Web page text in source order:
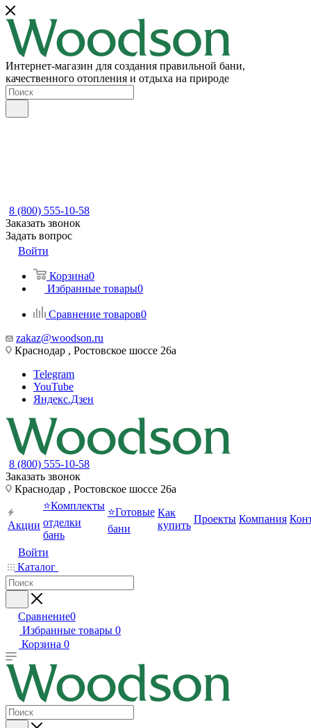
Интернет-магазин для создания правильной бани,
качественного отопления и отдыха на природе
8 (800) 555-10-58
Заказать звонок
Задать вопрос
Войти
Корзина0
Избранные товары0
Сравнение товаров0
zakaz@woodson.ru
Краснодар , Ростовское шоссе 26а
Telegram
YouTube
Яндекс.Дзен
8 (800) 555-10-58
Заказать звонок
Краснодар , Ростовское шоссе 26а
Акции
⭐Комплекты
отделки
бань
⭐Готовые
бани
Как
купить
Проекты Компания
Войти
Каталог
Сравнение0
Избранные товары 0
Корзина 0